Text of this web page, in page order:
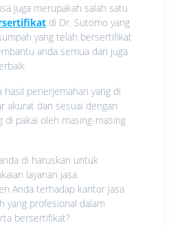
juga merupakah salah satu
di Dr. Sutomo yang
yang telah bersertifikat
anda semua dan juga
hasil penerjemahan yang di
akurat dan sesuai dengan
di pakai oleh masing-masing
di haruskan untuk
layanan jasa
Anda terhadap kantor jasa
yang profesional dalam
bersertifikat?